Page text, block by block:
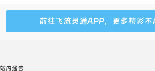
前往飞流灵通APP，更多精彩不
站内通告